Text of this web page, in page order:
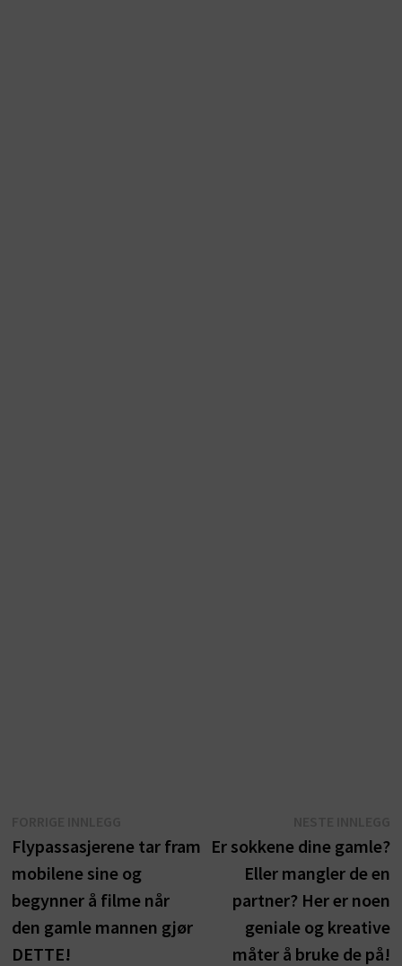
innlegg:
Flypassasjerene tar fram
mobilene sine og
begynner å filme når
den gamle mannen gjør
DETTE!
Er sokkene dine gamle?
Eller mangler de en
partner? Her er noen
geniale og kreative
måter å bruke de på!